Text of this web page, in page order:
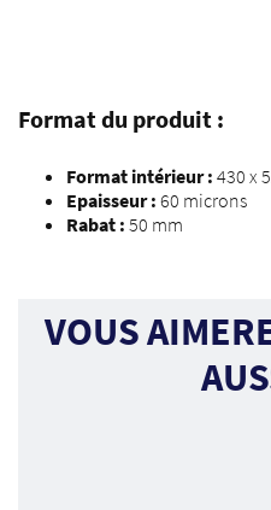
Format du produit :
Format intérieur : 430 x
Epaisseur : 60 microns
Rabat : 50 mm
VOUS